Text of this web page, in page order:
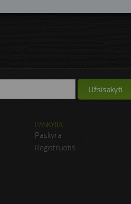
PASKYRA
Paskyra
Registruotis